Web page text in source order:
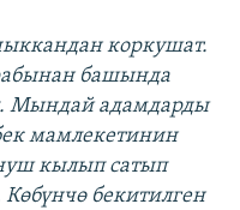
коркушат.
башында
Мындай адамдарды
мамлекетинин
кылып сатып
Көбүнчө бекитилген